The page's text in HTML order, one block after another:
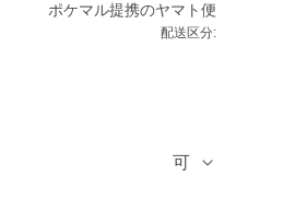
ポケマル提携のヤマト便
配送区分:
可